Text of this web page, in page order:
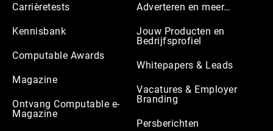
Carrièretests
Kennisbank
Computable Awards
Magazine
Ontvang Computable e-
Magazine
Adverteren en meer…
Jouw Producten en
Bedrijfsprofiel
Whitepapers & Leads
Vacatures & Employer
Branding
Persberichten